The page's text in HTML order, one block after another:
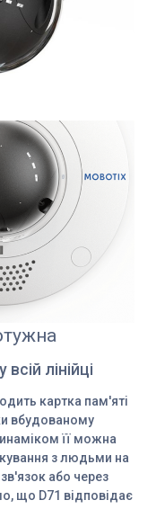
лінійці
картка пам'яті
вбудованому
її можна
з людьми на
або через
що D71 відповідає